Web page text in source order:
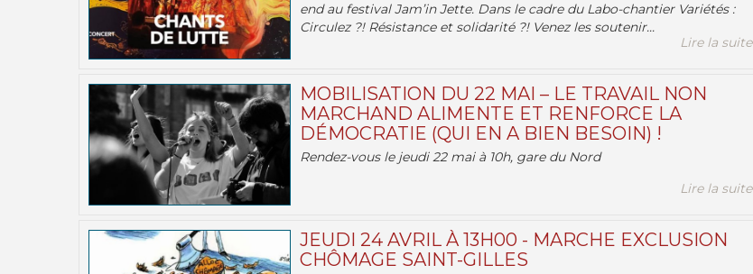
end au festival Jam’in Jette. Dans le cadre du Labo-chantier Variétés :
Circulez ?! Résistance et solidarité ?! Venez les soutenir...
Lire la suite
MOBILISATION DU 22 MAI – LE TRAVAIL NON
MARCHAND ALIMENTE ET RENFORCE LA
DÉMOCRATIE (QUI EN A BIEN BESOIN) !
Rendez-vous le jeudi 22 mai à 10h, gare du Nord
Lire la suite
JEUDI 24 AVRIL À 13H00 - MARCHE EXCLUSION
CHÔMAGE SAINT-GILLES